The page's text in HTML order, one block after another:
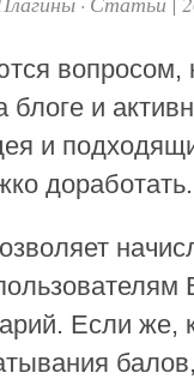
вопросом,
блоге и
и
доработать.
Если же,